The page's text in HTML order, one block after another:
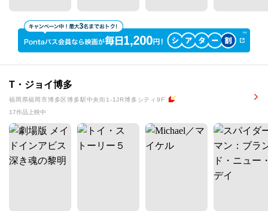
T・ジョイ博多
福岡県福岡市博多区博多駅中央街1-1JR博多シティ9F
17作品上映中